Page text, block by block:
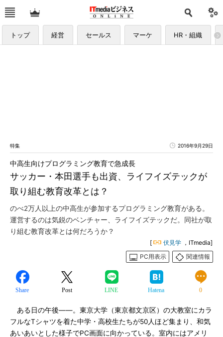
トップ 経営 セールス マーケ HR・組織
特集 2016年9月29日
サッカー・本田選手も出資、ライフイズテックが
取り組む教育改革とは？
中高生向けプログラミング教育で急成長
のべ2万人以上の中高生が参加するプログラミング教育がある。
運営するのは気鋭のベンチャー、ライフイズテックだ。同社が取
り組む教育改革とは何だろうか？
[ 伏見学 ，ITmedia]
PC用表示
関連情報
Share Post LINE Hatena 0
ある日の午後――。東京大学（東京都文京区）の大教室にカラ
フルなTシャツを着た中学・高校生たちが50人ほど集まり、和気
あいあいとした様子でPC画面に向かっている。室内にはアメリ